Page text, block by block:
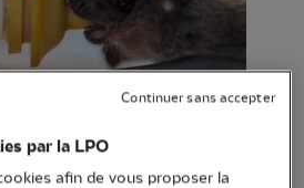
Pujolas
par la LPO
afin de vous proposer la
Continuer sans accepter